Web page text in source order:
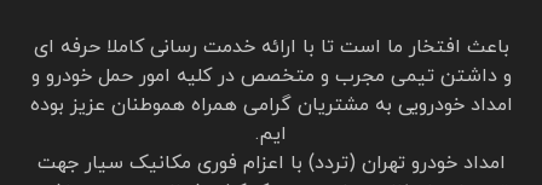
شده بود
از امداد خودرو تردد تهران درخواست خدمات حمل
خودرو کردم
با خودروبر از تهران پارس حمل تا قزوین آوردن اعم
از لحاظ زمانی فوری و هم از لحاظ برخورد خوش